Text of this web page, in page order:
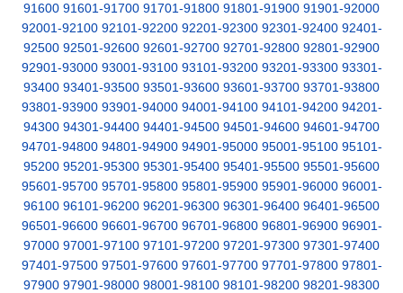
91600 91601-91700 91701-91800 91801-91900 91901-92000
92001-92100 92101-92200 92201-92300 92301-92400 92401-
92500 92501-92600 92601-92700 92701-92800 92801-92900
92901-93000 93001-93100 93101-93200 93201-93300 93301-
93400 93401-93500 93501-93600 93601-93700 93701-93800
93801-93900 93901-94000 94001-94100 94101-94200 94201-
94300 94301-94400 94401-94500 94501-94600 94601-94700
94701-94800 94801-94900 94901-95000 95001-95100 95101-
95200 95201-95300 95301-95400 95401-95500 95501-95600
95601-95700 95701-95800 95801-95900 95901-96000 96001-
96100 96101-96200 96201-96300 96301-96400 96401-96500
96501-96600 96601-96700 96701-96800 96801-96900 96901-
97000 97001-97100 97101-97200 97201-97300 97301-97400
97401-97500 97501-97600 97601-97700 97701-97800 97801-
97900 97901-98000 98001-98100 98101-98200 98201-98300